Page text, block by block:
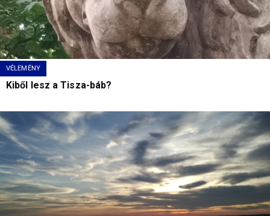
VÉLEMÉNY
Kiből lesz a Tisza-báb?